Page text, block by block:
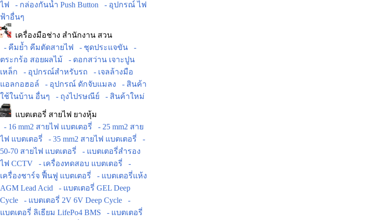
ไฟ
- กล่องกันน้ำ Push Button
- อุปกรณ์ ไฟ
ฟ้าอื่นๆ
เครื่องมือช่าง สำนักงาน สวน
- คีมย้ำ คีมตัดสายไฟ
- ชุดประแจขัน
-
ตระกร้อ สอยผลไม้
- ดอกสว่าน เจาะปูน
เหล็ก
- อุปกรณ์สำหรับรถ
- เจลล้างมือ
แอลกอฮอล์
- อุปกรณ์ ดักจับแมลง
- สินค้า
ใช้ในบ้าน อื่นๆ
- ถุงไปรษณีย์ - สินค้าใหม่
แบตเตอรี่ สายไฟ ยางหุ้ม
- 16 mm2 สายไฟ แบตเตอรี่
- 25 mm2 สาย
ไฟ แบตเตอรี่
- 35 mm2 สายไฟ แบตเตอรี่
-
50-70 สายไฟ แบตเตอรี่
- แบตเตอรี่สำรอง
ไฟ CCTV
- เครื่องทดสอบ แบตเตอรี่
-
เครื่องชาร์จ ฟื้นฟู แบตเตอรี่
- แบตเตอรี่แห้ง
AGM Lead Acid
- แบตเตอรี่ GEL Deep
Cycle
- แบตเตอรี่ 2V 6V Deep Cycle
-
แบตเตอรี่ ลิเธียม LifePo4 BMS
- แบตเตอรี่